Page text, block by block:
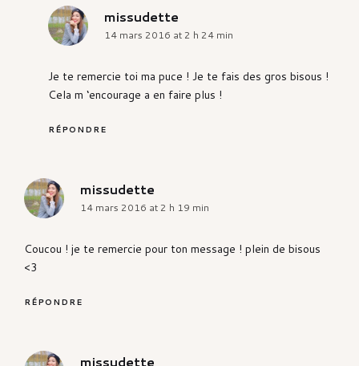
missudette
14 mars 2016 at 2 h 24 min
Je te remercie toi ma puce ! Je te fais des gros bisous !
Cela m ‘encourage a en faire plus !
RÉPONDRE
missudette
14 mars 2016 at 2 h 19 min
Coucou ! je te remercie pour ton message ! plein de bisous
<3
RÉPONDRE
missudette